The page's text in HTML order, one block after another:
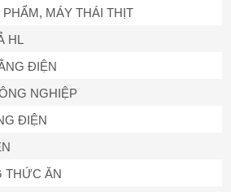
MÁY THÁI THỊT
HL
ĐIỆN
NGHIỆP
ĐIỆN
THỨC ĂN